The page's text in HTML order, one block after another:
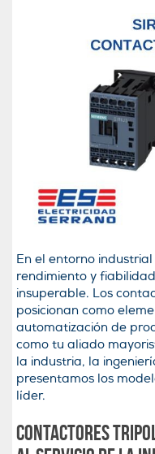
En el entorno
rendimiento y
insuperable. Los
posicionan como
automatización de
como tu aliado
la industria, la
presentamos los
líder.
Contactores